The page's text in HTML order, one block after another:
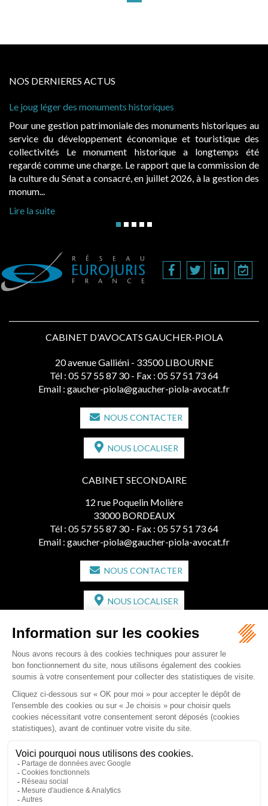
NOS DERNIERES ACTUS
historiques
des monuments historiques au
économique et touristique des
historique a longtemps été
Le rapport que la commission de
en juillet 2026, à la gestion des
Cabines de plage : le juge
Evocatrices des bains de
également un beau sujet
public, elles donnent lieu
d’occupation. Saisies par
CABINET D'AVOCATS GAUCHER-PIOLA
20 avenue Galliéni - 33500 LIBOURNE
Tél : 05 57 55 87 30 - Fax : 05 57 51 73 64
Email : gaucher-piola@gaucher-piola-avocat.fr
NOUS CONTACTER
NOUS LOCALISER
CABINET SECONDAIRE
12 rue Poquelin Molière
33000 BORDEAUX
Tél : 05 57 55 87 30 - Fax : 05 57 51 73 64
Email : gaucher-piola@gaucher-piola-avocat.fr
NOUS CONTACTER
NOUS LOCALISER
CABINET SECONDAIRE
2 bis Avenue de l'Europe
33350 ST MAGNE-DE-CASTILLON
Tél :05 57 55 87 30 - Fax : 05 57 51 73 64
Email :gaucher-piola@gaucher-piola-avocat.fr
NOUS CONTACTER
NOUS LOCALISER